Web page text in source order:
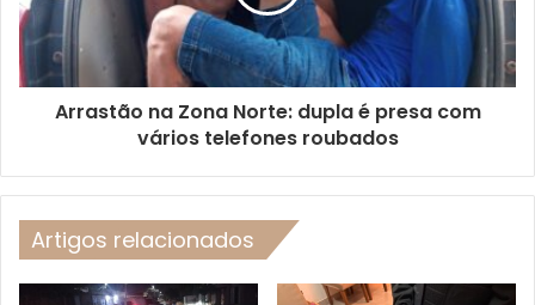
Arrastão na Zona Norte: dupla é presa com
vários telefones roubados
Artigos relacionados